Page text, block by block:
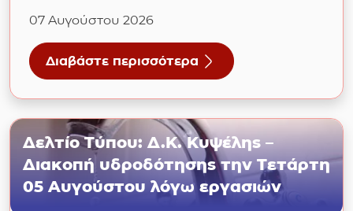
07 Αυγούστου 2026
Διαβάστε περισσότερα
για Δ.Κ Κυψέλης : Διακοπή υδροδότησης το
Δελτίο Τύπου: Δ.Κ. Κυψέλης –
Διακοπή υδροδότησης την Τετάρτη
05 Αυγούστου λόγω εργασιών